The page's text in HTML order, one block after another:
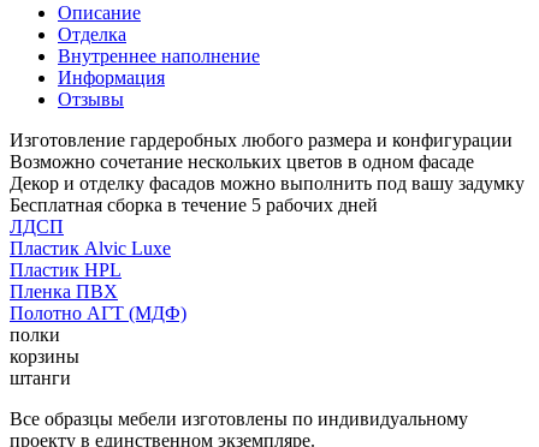
Описание
Отделка
Внутреннее наполнение
Информация
Отзывы
Изготовление гардеробных любого размера и конфигурации
Возможно сочетание нескольких цветов в одном фасаде
Декор и отделку фасадов можно выполнить под вашу задумку
Бесплатная сборка в течение 5 рабочих дней
ЛДСП
Пластик Alvic Luxe
Пластик HPL
Пленка ПВХ
Полотно АГТ (МДФ)
полки
корзины
штанги
Все образцы мебели изготовлены по индивидуальному
проекту в единственном экземпляре.